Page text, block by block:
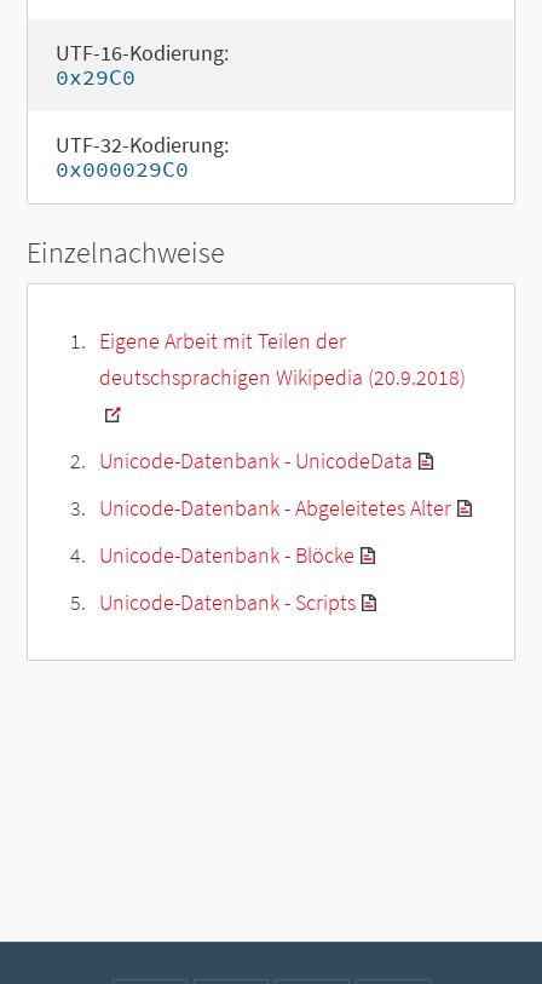
UTF-16-Kodierung:
0x29C0
UTF-32-Kodierung:
0x000029C0
Einzelnachweise
Eigene Arbeit mit Teilen der
deutschsprachigen Wikipedia (20.9.2018)
Unicode-Datenbank - UnicodeData
Unicode-Datenbank - Abgeleitetes Alter
Unicode-Datenbank - Blöcke
Unicode-Datenbank - Scripts